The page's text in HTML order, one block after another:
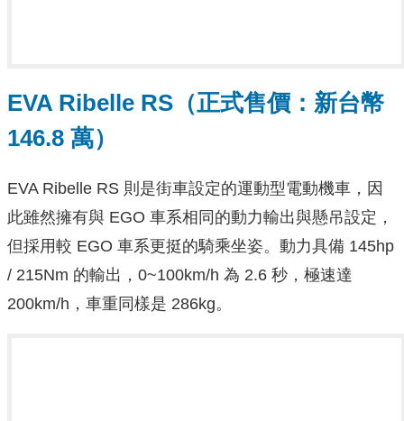
EVA Ribelle RS（正式售價：新台幣
146.8 萬）
EVA Ribelle RS 則是街車設定的運動型電動機車，因
此雖然擁有與 EGO 車系相同的動力輸出與懸吊設定，
但採用較 EGO 車系更挺的騎乘坐姿。動力具備 145hp
/ 215Nm 的輸出，0~100km/h 為 2.6 秒，極速達
200km/h，車重同樣是 286kg。